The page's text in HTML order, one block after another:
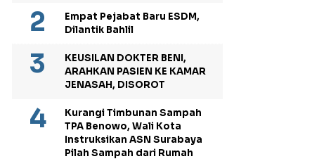
Empat Pejabat Baru ESDM,
Dilantik Bahlil
KEUSILAN DOKTER BENI,
ARAHKAN PASIEN KE KAMAR
JENASAH, DISOROT
Kurangi Timbunan Sampah
TPA Benowo, Wali Kota
Instruksikan ASN Surabaya
Pilah Sampah dari Rumah